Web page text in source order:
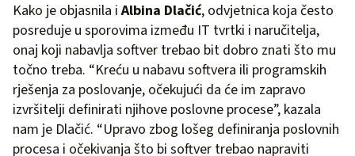
Kako je objasnila iAlbina Dlačić, odvjetnica koja često
posreduje u sporovima između IT tvrtki i naručitelja,
onaj koji nabavlja softver trebao bit dobro znati što mu
točno treba. “Kreću u nabavu softvera ili programskih
rješenja za poslovanje, očekujući da će im zapravo
izvršitelji definirati njihove poslovne procese”, kazala
nam je Dlačić. “Upravo zbog lošeg definiranja poslovnih
procesa i očekivanja što bi softver trebao napraviti